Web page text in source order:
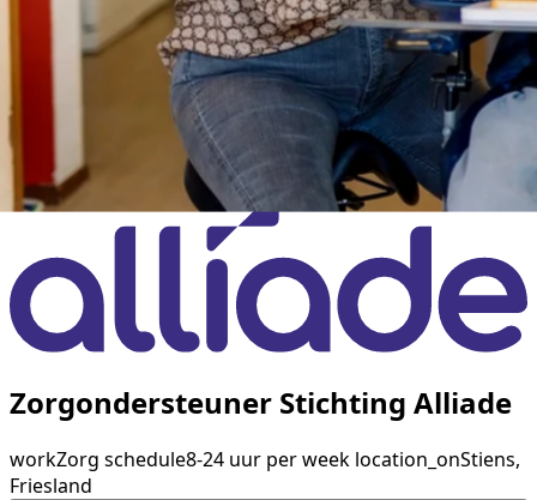
Zorgondersteuner Stichting Alliade
workZorg schedule8-24 uur per week location_onStiens,
Friesland